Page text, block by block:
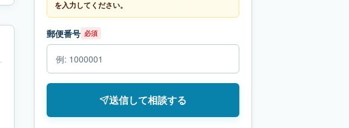
を入力してください。
郵便番号 必須
送信して相談する